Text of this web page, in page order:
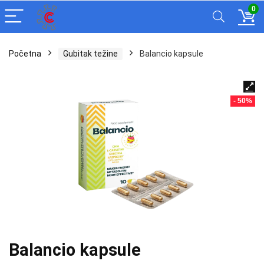
0
Početna Gubitak težine Balancio kapsule
- 50%
Balancio kapsule